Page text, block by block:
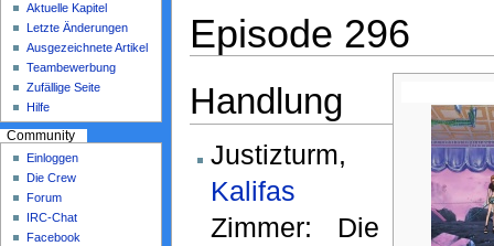
Episode 296
Handlung
Justizturm,
Kalifas
Zimmer: Die
Aktuelle Kapitel
Letzte Änderungen
Ausgezeichnete Artikel
Teambewerbung
Zufällige Seite
Hilfe
Community
Einloggen
Die Crew
Forum
IRC-Chat
Facebook